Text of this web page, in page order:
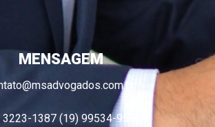
MENSAGEM
3223-1387 (19) 99534-9596